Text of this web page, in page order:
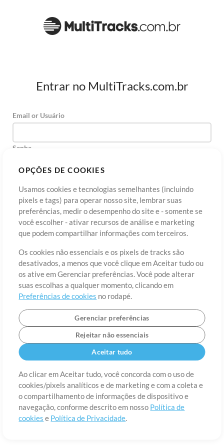
OPÇÕES DE COOKIES
Usamos cookies e tecnologias semelhantes (incluindo
pixels e tags) para operar nosso site, lembrar suas
preferências, medir o desempenho do site e - somente se
você escolher - ativar recursos de análise e marketing
que podem compartilhar informações com terceiros.
Os cookies não essenciais e os pixels de tracks são
desativados, a menos que você clique em Aceitar tudo ou
os ative em Gerenciar preferências. Você pode alterar
suas escolhas a qualquer momento, clicando em
Preferências de cookies no rodapé.
Gerenciar preferências
Rejeitar não essenciais
Aceitar tudo
Ao clicar em Aceitar tudo, você concorda com o uso de
cookies/pixels analíticos e de marketing e com a coleta e
o compartilhamento de informações de dispositivo e
navegação, conforme descrito em nosso Política de
cookies e Política de Privacidade.
Entrar no MultiTracks.com.br
Email or Usuário
Senha
Cadastre-seEsqueceu sua senha?
Termos de Uso Política de Privacidade
Preferências de
Contato
©2006-2026 por MultiTracks LLC. Todos os Direitos Reservados.